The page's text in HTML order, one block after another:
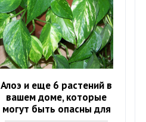
Алоэ и еще 6 растений в
вашем доме, которые
могут быть опасны для